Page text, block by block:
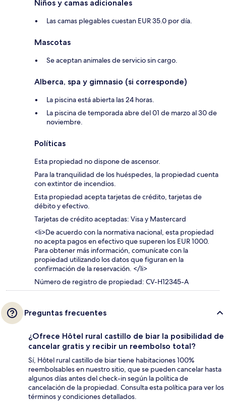
Niños y camas adicionales
Las camas plegables cuestan EUR 35.0 por día.
Mascotas
Se aceptan animales de servicio sin cargo.
Alberca, spa y gimnasio (si corresponde)
La piscina está abierta las 24 horas.
La piscina de temporada abre del 01 de marzo al 30 de
noviembre.
Políticas
Esta propiedad no dispone de ascensor.
Para la tranquilidad de los huéspedes, la propiedad cuenta
con extintor de incendios.
Esta propiedad acepta tarjetas de crédito, tarjetas de
débito y efectivo.
Tarjetas de crédito aceptadas: Visa y Mastercard
<li>De acuerdo con la normativa nacional, esta propiedad
no acepta pagos en efectivo que superen los EUR 1000.
Para obtener más información, comunícate con la
propiedad utilizando los datos que figuran en la
confirmación de la reservación. </li>
Número de registro de propiedad: CV-H12345-A
Preguntas frecuentes
¿Ofrece Hôtel rural castillo de biar la posibilidad de
cancelar gratis y recibir un reembolso total?
Sí, Hôtel rural castillo de biar tiene habitaciones 100%
reembolsables en nuestro sitio, que se pueden cancelar hasta
algunos días antes del check-in según la política de
cancelación de la propiedad. Consulta esta política para ver los
términos y condiciones detallados.